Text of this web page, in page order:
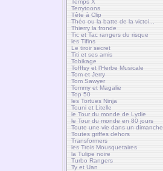
Temps X
Terrytoons
Tête à Clip
Théo ou la batte de la victoi...
Thierry la fronde
Tic et Tac rangers du risque
les Tifins
Le tiroir secret
Titi et ses amis
Tobikage
Tofffsy et l’Herbe Musicale
Tom et Jerry
Tom Sawyer
Tommy et Magalie
Top 50
les Tortues Ninja
Touni et Litelle
le Tour du monde de Lydie
le Tour du monde en 80 jours
Toute une vie dans un dimanche
Toutes griffes dehors
Transformers
les Trois Mousquetaires
la Tulipe noire
Turbo Rangers
Ty et Uan